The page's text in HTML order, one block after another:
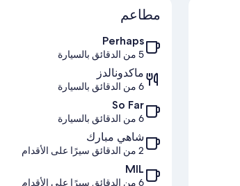
مطاعم
Perhaps
5 من الدقائق بالسيارة
ماكدونالدز
6 من الدقائق بالسيارة
So Far
6 من الدقائق بالسيارة
شاهي مبارك
2 من الدقائق سيرًا على الأقدام
MIL
6 من الدقائق سيرًا على الأقدام